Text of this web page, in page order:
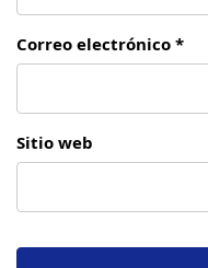
Correo electrónico *
Sitio web